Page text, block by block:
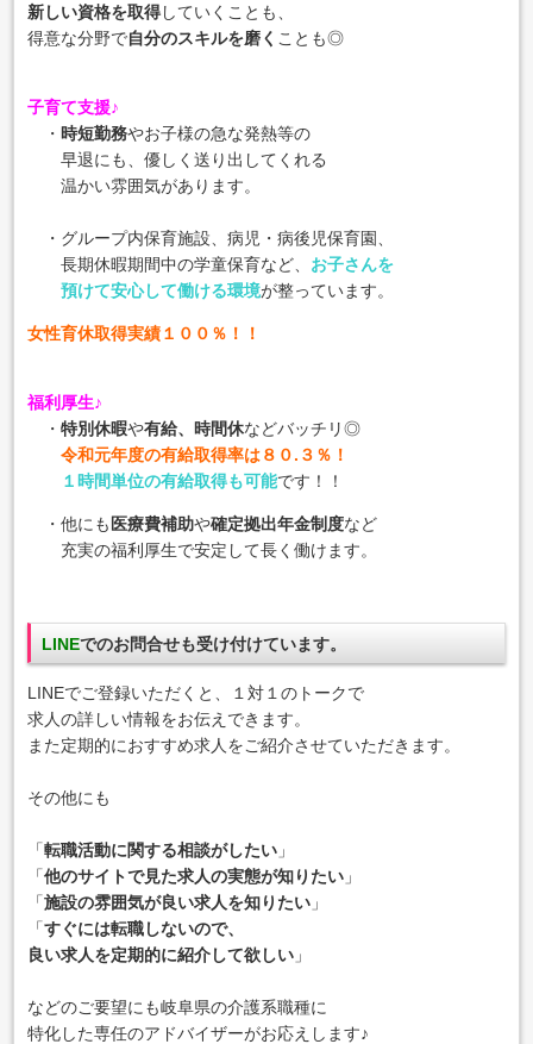
新しい資格を取得していくことも、
得意な分野で自分のスキルを磨く ことも◎
子育て支援♪
・ 時短勤務やお子様の急な発熱等の
早退にも、優しく送り出してくれる
温かい雰囲気があります。
・グループ内保育施設、病児・病後児保育園、
長期休暇期間中の学童保育など、 お子さんを
預けて安心して働ける環境が整っています。
女性育休取得実績１００％！！
福利厚生♪
・特別休暇や有給、時間休などバッチリ◎
令和元年度の有給取得率は８０.３％！
１時間単位の有給取得も可能です！！
・他にも 医療費補助や確定拠出年金制度など
充実の福利厚生で安定して長く働けます。
LINEでのお問合せも受け付けています。
LINEでご登録いただくと、１対１のトークで
求人の詳しい情報をお伝えできます。
また定期的におすすめ求人をご紹介させていただきます。
その他にも
「転職活動に関する相談がしたい 」
「他のサイトで見た求人の実態が知りたい 」
「施設の雰囲気が良い求人を知りたい 」
「すぐには転職しないので、
良い求人を定期的に紹介して欲しい 」
などのご要望にも岐阜県の介護系職種に
特化した専任のアドバイザーがお応えします♪